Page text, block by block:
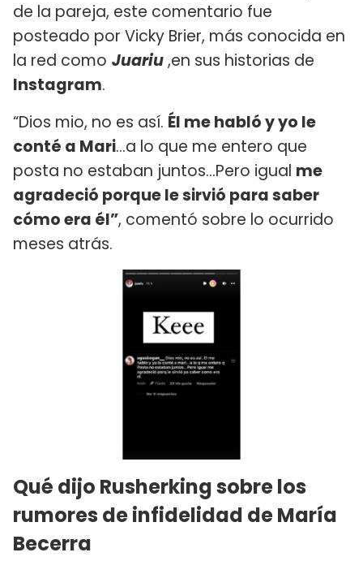
de la pareja, este comentario fue
posteado por Vicky Brier, más conocida en
la red como Juariu,en sus historias de
Instagram.
“Dios mio, no es así. Él me habló y yo le
conté a Mari…a lo que me entero que
posta no estaban juntos…Pero igual me
agradeció porque le sirvió para saber
cómo era él”, comentó sobre lo ocurrido
meses atrás.
Qué dijo Rusherking sobre los
rumores de infidelidad de María
Becerra